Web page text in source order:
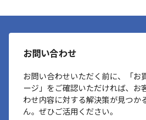
お問い合わせ
お問い合わせいただく前に、「お
ージ」をご確認いただければ、お
わせ内容に対する解決策が見つか
ん。ぜひご活用ください。